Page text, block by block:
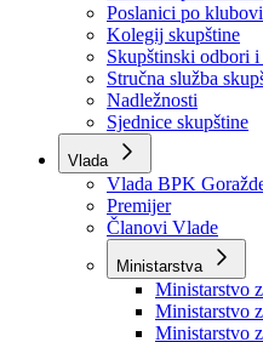
Skupština BPK
Rukovodstvo
Poslanici po
Poslanici po
Kolegij skupštine
Skupštinski odbori i
Stručna služba
Nadležnosti
Sjednice skupštine
Vlada
Vlada BPK Goražde
Premijer
Članovi Vlade
Ministarstva